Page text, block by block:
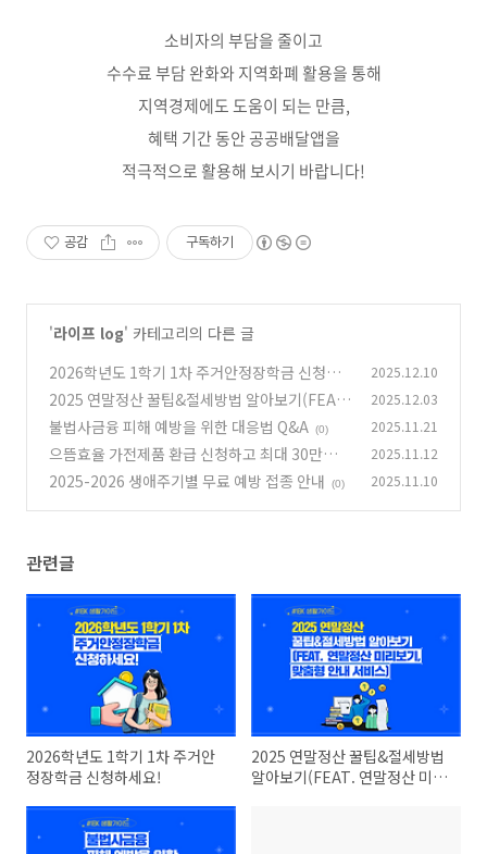
소비자의 부담을 줄이고
수수료 부담 완화와 지역화폐 활용을 통해
지역경제에도 도움이 되는 만큼,
혜택 기간 동안 공공배달앱을
적극적으로 활용해 보시기 바랍니다!
공감 구독하기
'라이프 log' 카테고리의 다른 글
2026학년도 1학기 1차 주거안정장학금 신청하
세요! (0)
2025.12.10
2025 연말정산 꿀팁&절세방법 알아보기(FEAT.
연말정산 미리보기, 맞춤형 안내 서비스) (0)
2025.12.03
불법사금융 피해 예방을 위한 대응법 Q&A (0) 2025.11.21
으뜸효율 가전제품 환급 신청하고 최대 30만원
받으세요! (0)
2025.11.12
2025-2026 생애주기별 무료 예방 접종 안내 (0) 2025.11.10
관련글
2026학년도 1학기 1차 주거안
정장학금 신청하세요!
2025 연말정산 꿀팁&절세방법
알아보기(FEAT. 연말정산 미리